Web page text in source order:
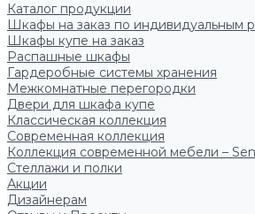
Каталог продукции
Шкафы на заказ по индивидуальным
Шкафы купе на заказ
Распашные шкафы
Гардеробные системы хранения
Межкомнатные перегородки
Двери для шкафа купе
Классическая коллекция
Современная коллекция
Коллекция современной мебели –
Стеллажи и полки
Акции
Дизайнерам